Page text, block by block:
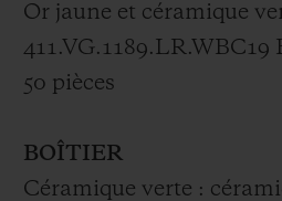
Or jaune et céramique
50 pièces
BOÎTIER
Céramique verte :